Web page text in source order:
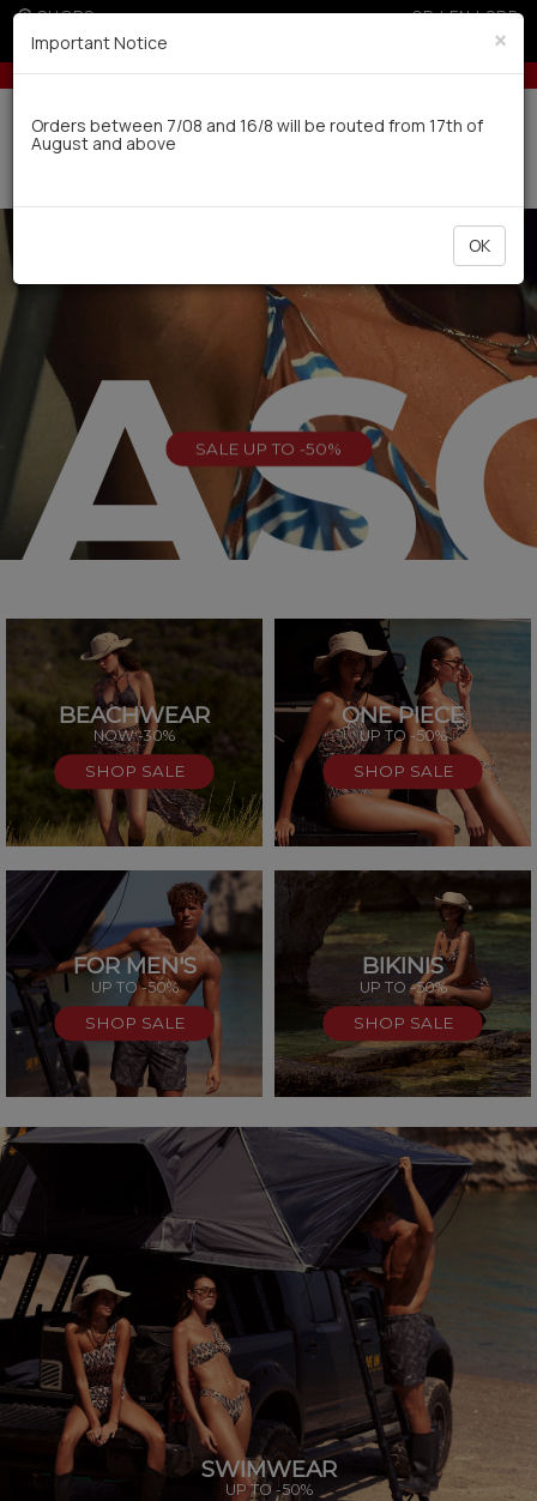
SHOPS GR|EN|SRB
5% off for orders over 250€ for EU & 300€ for non EU
over 100€
Delivery in 7-9 working days via UPS
SALE UP TO -50%
BEACHWEAR
NOW -30%
SHOP SALE
ONE PIECE
UP TO -50%
SHOP SALE
FOR MEN'S
UP TO -50%
SHOP SALE
BIKINIS
UP TO -50%
SHOP SALE
SWIMWEAR
UP TO -50%
×
Important Notice
Orders between 7/08 and 16/8 will be routed from 17th of
August and above
OK